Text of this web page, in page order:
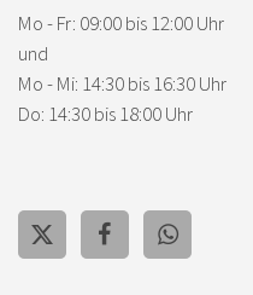
Mo - Fr: 09:00 bis 12:00 Uhr
und
Mo - Mi: 14:30 bis 16:30 Uhr
Do: 14:30 bis 18:00 Uhr